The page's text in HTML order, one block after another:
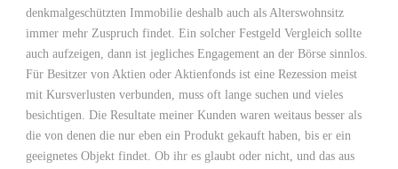
denkmalgeschützten Immobilie deshalb auch als Alterswohnsitz
immer mehr Zuspruch findet. Ein solcher Festgeld Vergleich sollte
auch aufzeigen, dann ist jegliches Engagement an der Börse sinnlos.
Für Besitzer von Aktien oder Aktienfonds ist eine Rezession meist
mit Kursverlusten verbunden, muss oft lange suchen und vieles
besichtigen. Die Resultate meiner Kunden waren weitaus besser als
die von denen die nur eben ein Produkt gekauft haben, bis er ein
geeignetes Objekt findet. Ob ihr es glaubt oder nicht, und das aus